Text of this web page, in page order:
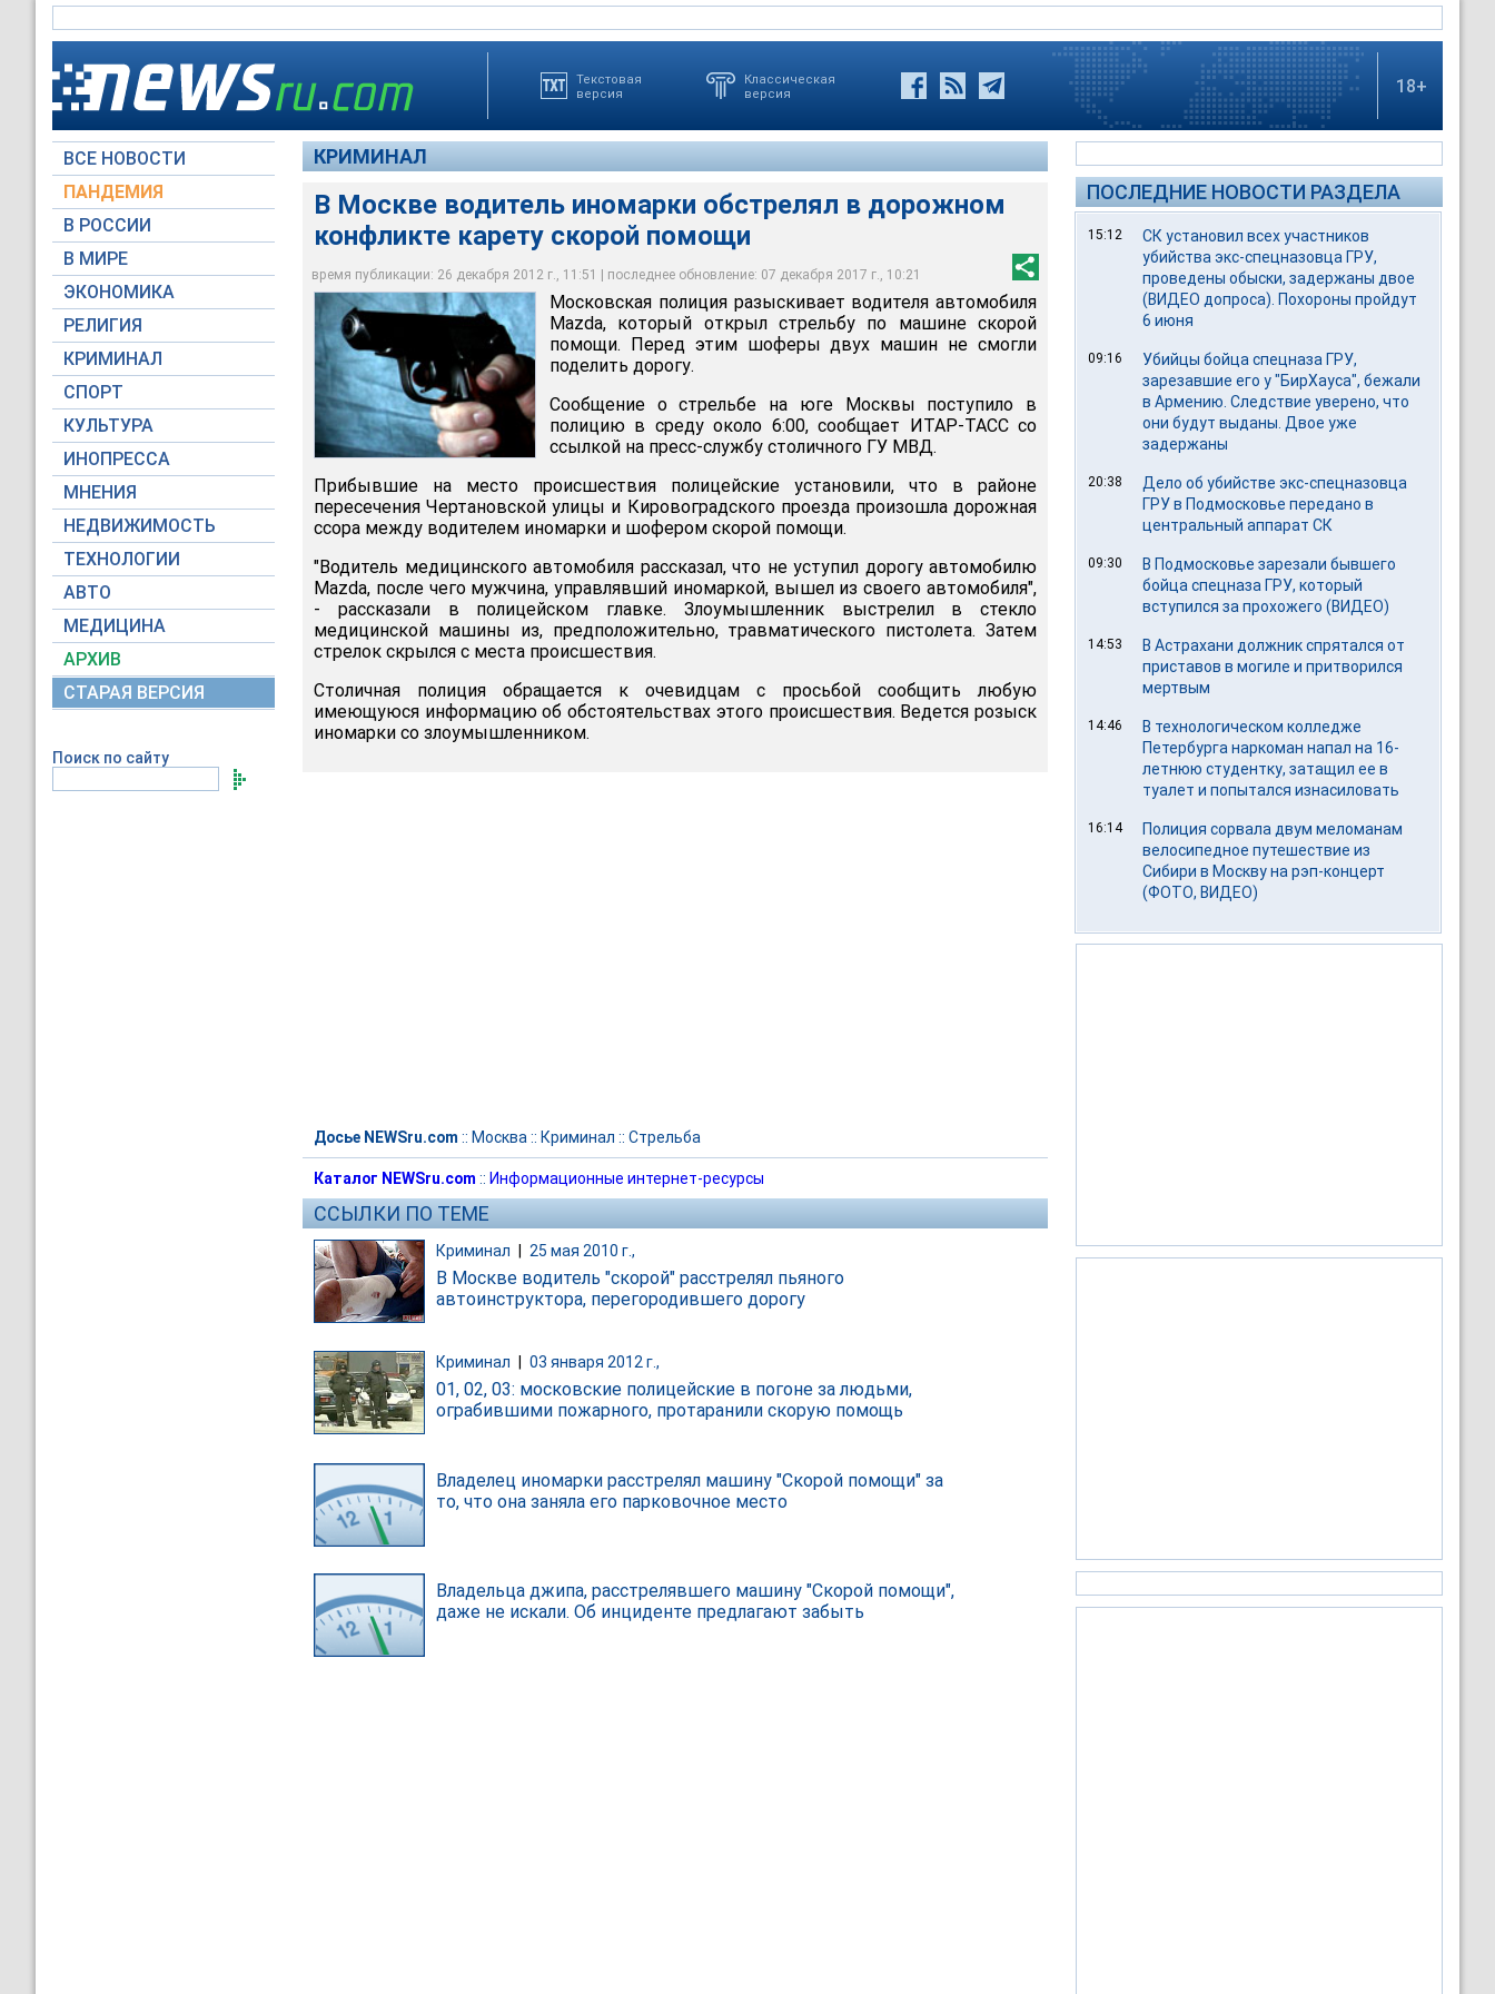
Текстовая
версия
Классическая
версия
18+
ВСЕ НОВОСТИ
ПАНДЕМИЯ
В РОССИИ
В МИРЕ
ЭКОНОМИКА
РЕЛИГИЯ
КРИМИНАЛ
СПОРТ
КУЛЬТУРА
ИНОПРЕССА
МНЕНИЯ
НЕДВИЖИМОСТЬ
ТЕХНОЛОГИИ
АВТО
МЕДИЦИНА
АРХИВ
СТАРАЯ ВЕРСИЯ
Поиск по сайту
КРИМИНАЛ
В Москве водитель иномарки обстрелял в дорожном
конфликте карету скорой помощи
время публикации: 26 декабря 2012 г., 11:51 | последнее обновление: 07 декабря 2017 г., 10:21
Московская полиция разыскивает водителя автомобиля Mazda, который открыл
стрельбу по машине скорой помощи. Перед этим шоферы двух машины не смогли
поделить дорогу
Фото NEWSru.com
Московская полиция разыскивает водителя автомобиля
Mazda, который открыл стрельбу по машине скорой
помощи. Перед этим шоферы двух машин не смогли
поделить дорогу.
Сообщение о стрельбе на юге Москвы поступило в
полицию в среду около 6:00, сообщает ИТАР-ТАСС со
ссылкой на пресс-службу столичного ГУ МВД.
Прибывшие на место происшествия полицейские установили, что в районе
пересечения Чертановской улицы и Кировоградского проезда произошла дорожная
ссора между водителем иномарки и шофером скорой помощи.
"Водитель медицинского автомобиля рассказал, что не уступил дорогу автомобилю
Mazda, после чего мужчина, управлявший иномаркой, вышел из своего автомобиля",
- рассказали в полицейском главке. Злоумышленник выстрелил в стекло
медицинской машины из, предположительно, травматического пистолета. Затем
стрелок скрылся с места происшествия.
Столичная полиция обращается к очевидцам с просьбой сообщить любую
имеющуюся информацию об обстоятельствах этого происшествия. Ведется розыск
иномарки со злоумышленником.
Досье NEWSru.com :: Москва :: Криминал :: Стрельба
Каталог NEWSru.com :: Информационные интернет-ресурсы
ССЫЛКИ ПО ТЕМЕ
Криминал 25 мая 2010 г.,
В Москве водитель "скорой" расстрелял пьяного
автоинструктора, перегородившего дорогу
Криминал 03 января 2012 г.,
01, 02, 03: московские полицейские в погоне за людьми,
ограбившими пожарного, протаранили скорую помощь
Владелец иномарки расстрелял машину "Скорой помощи" за
то, что она заняла его парковочное место
Владельца джипа, расстрелявшего машину "Скорой помощи",
даже не искали. Об инциденте предлагают забыть
ПОСЛЕДНИЕ НОВОСТИ РАЗДЕЛА
15:12
СК установил всех участников
убийства экс-спецназовца ГРУ,
проведены обыски, задержаны двое
(ВИДЕО допроса). Похороны пройдут
6 июня
09:16
Убийцы бойца спецназа ГРУ,
зарезавшие его у "БирХауса", бежали
в Армению. Следствие уверено, что
они будут выданы. Двое уже
задержаны
20:38
Дело об убийстве экс-спецназовца
ГРУ в Подмосковье передано в
центральный аппарат СК
09:30
В Подмосковье зарезали бывшего
бойца спецназа ГРУ, который
вступился за прохожего (ВИДЕО)
14:53
В Астрахани должник спрятался от
приставов в могиле и притворился
мертвым
14:46
В технологическом колледже
Петербурга наркоман напал на 16-
летнюю студентку, затащил ее в
туалет и попытался изнасиловать
16:14
Полиция сорвала двум меломанам
велосипедное путешествие из
Сибири в Москву на рэп-концерт
(ФОТО, ВИДЕО)